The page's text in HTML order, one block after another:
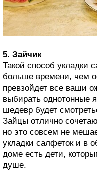
5. Зайчик
Такой способ укладки
больше времени, чем
превзойдет все ваши
выбирать однотонные
шедевр будет
Зайцы отлично
но это совсем не
укладки салфеток и в
доме есть дети,
душе.